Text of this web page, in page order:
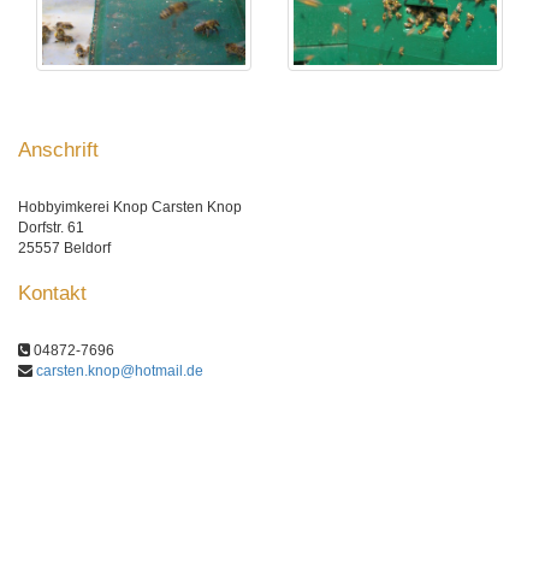
Anschrift
Hobbyimkerei Knop Carsten Knop
Dorfstr. 61
25557 Beldorf
Kontakt
04872-7696
carsten.knop@hotmail.de